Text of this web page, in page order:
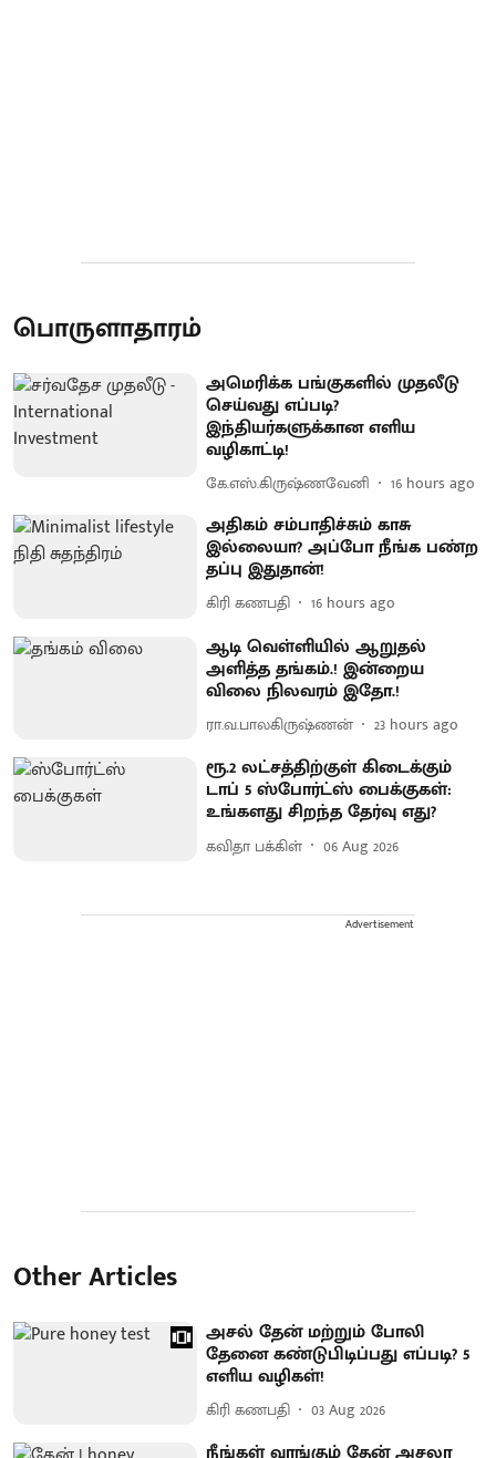
பொருளாதாரம்
அமெரிக்க பங்குகளில் முதலீடு
செய்வது எப்படி?
இந்தியர்களுக்கான எளிய
வழிகாட்டி!
கே.எஸ்.கிருஷ்ணவேனி 16 hours ago
அதிகம் சம்பாதிச்சும் காசு
இல்லையா? அப்போ நீங்க பண்ற
தப்பு இதுதான்!
கிரி கணபதி 16 hours ago
ஆடி வெள்ளியில் ஆறுதல்
அளித்த தங்கம்.! இன்றைய
விலை நிலவரம் இதோ.!
ரா.வ.பாலகிருஷ்ணன் 23 hours ago
ரூ.2 லட்சத்திற்குள் கிடைக்கும்
டாப் 5 ஸ்போர்ட்ஸ் பைக்குகள்:
உங்களது சிறந்த தேர்வு எது?
கவிதா பக்கிள் 06 Aug 2026
Advertisement
Other Articles
அசல் தேன் மற்றும் போலி
தேனை கண்டுபிடிப்பது எப்படி? 5
எளிய வழிகள்!
கிரி கணபதி 03 Aug 2026